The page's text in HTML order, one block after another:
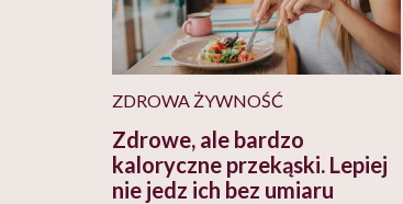
ZDROWA ŻYWNOŚĆ
Zdrowe, ale bardzo
kaloryczne przekąski. Lepiej
nie jedz ich bez umiaru